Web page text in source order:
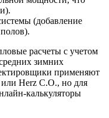
(добавление
расчеты с учетом
зимних
применяют
Herz C.O., но для
калькуляторы